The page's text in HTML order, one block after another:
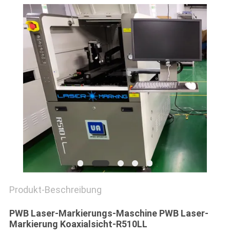
SITEMAP
PRIVACY
POLICY
Produkt-Beschreibung
PWB Laser-Markierungs-Maschine PWB Laser-
Markierung Koaxialsicht-R510LL